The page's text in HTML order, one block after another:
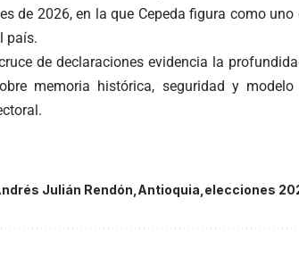
de 2026, en la que Cepeda figura como
país.
de declaraciones evidencia la
memoria histórica, seguridad y
Julián Rendón Antioquia elecciones